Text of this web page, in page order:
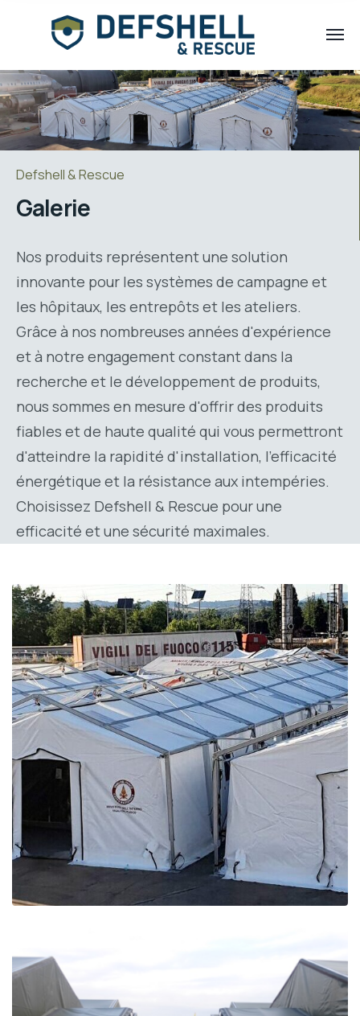
Defshell & Rescue
Galerie
Nos produits représentent une solution
innovante pour les systèmes de campagne et
les hôpitaux, les entrepôts et les ateliers.
Grâce à nos nombreuses années d'expérience
et à notre engagement constant dans la
recherche et le développement de produits,
nous sommes en mesure d'offrir des produits
fiables et de haute qualité qui vous permettront
d'atteindre la rapidité d'installation, l'efficacité
énergétique et la résistance aux intempéries.
Choisissez Defshell & Rescue pour une
efficacité et une sécurité maximales.